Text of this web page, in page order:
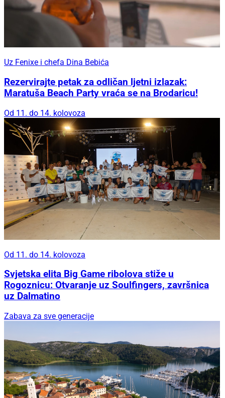
Uz Fenixe i chefa Dina Bebića
Rezervirajte petak za odličan ljetni izlazak:
Maratuša Beach Party vraća se na Brodaricu!
Od 11. do 14. kolovoza
Od 11. do 14. kolovoza
Svjetska elita Big Game ribolova stiže u
Rogoznicu: Otvaranje uz Soulfingers, završnica
uz Dalmatino
Zabava za sve generacije